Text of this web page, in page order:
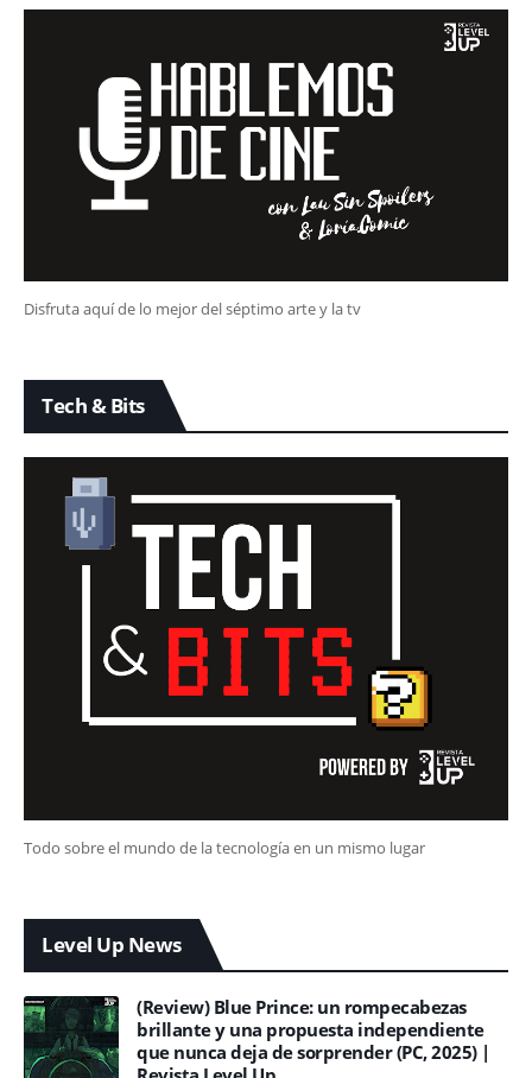
Disfruta aquí de lo mejor del séptimo arte y la tv
Tech & Bits
Todo sobre el mundo de la tecnología en un mismo lugar
Level Up News
(Review) Blue Prince: un rompecabezas
brillante y una propuesta independiente
que nunca deja de sorprender (PC, 2025) |